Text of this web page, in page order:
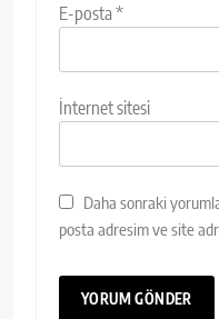
E-posta*
İnternet sitesi
Daha sonraki
posta adresim ve site